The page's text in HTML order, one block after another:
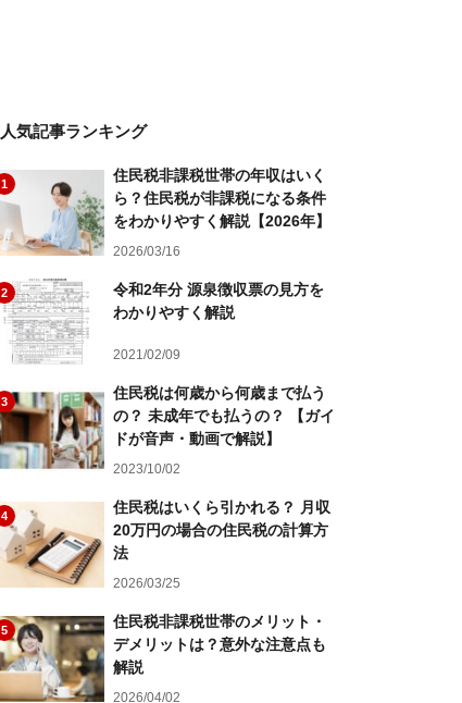
人気記事ランキング
1
住民税非課税世帯の年収はいく
ら？住民税が非課税になる条件
をわかりやすく解説【2026年】
2026/03/16
2
令和2年分 源泉徴収票の見方を
わかりやすく解説
2021/02/09
3
住民税は何歳から何歳まで払う
の？ 未成年でも払うの？ 【ガイ
ドが音声・動画で解説】
2023/10/02
4
住民税はいくら引かれる？ 月収
20万円の場合の住民税の計算方
法
2026/03/25
5
住民税非課税世帯のメリット・
デメリットは？意外な注意点も
解説
2026/04/02